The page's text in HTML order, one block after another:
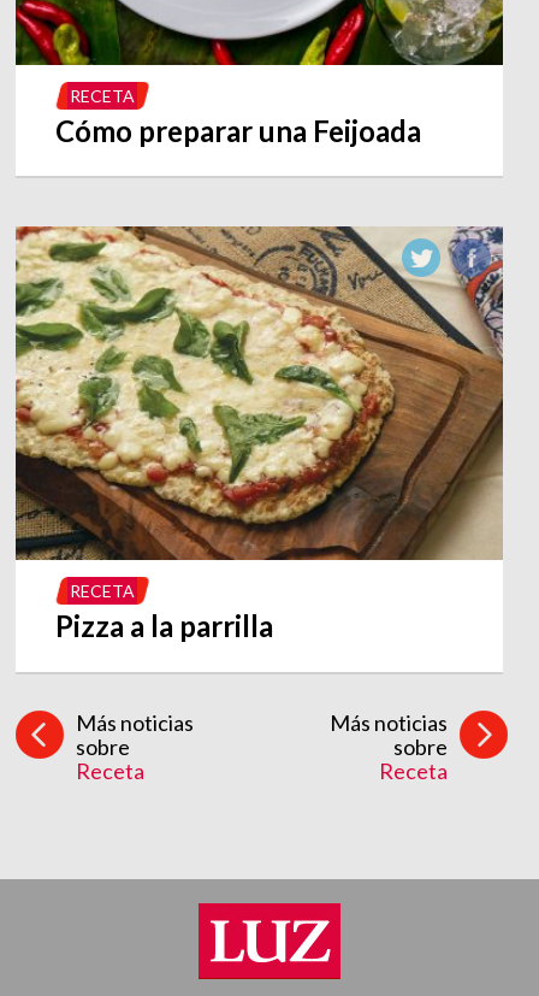
RECETA
Cómo preparar una Feijoada
RECETA
Pizza a la parrilla
Más noticias
sobre
Receta
Más noticias
sobre
Receta